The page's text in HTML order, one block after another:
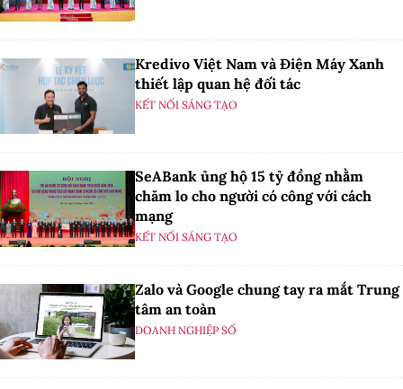
Kredivo Việt Nam và Điện Máy Xanh
thiết lập quan hệ đối tác
KẾT NỐI SÁNG TẠO
SeABank ủng hộ 15 tỷ đồng nhằm
chăm lo cho người có công với cách
mạng
KẾT NỐI SÁNG TẠO
Zalo và Google chung tay ra mắt Trung
tâm an toàn
DOANH NGHIỆP SỐ